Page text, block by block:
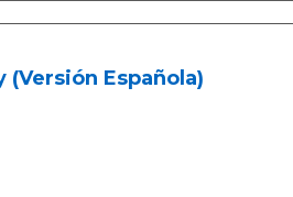
Española)